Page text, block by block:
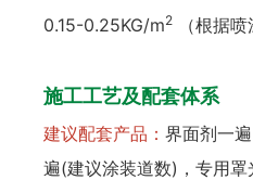
0.15-0.25KG/m2 （根据喷
施工工艺及配套体系
建议配套产品： 界面剂一
遍(建议涂装道数)，专用罩